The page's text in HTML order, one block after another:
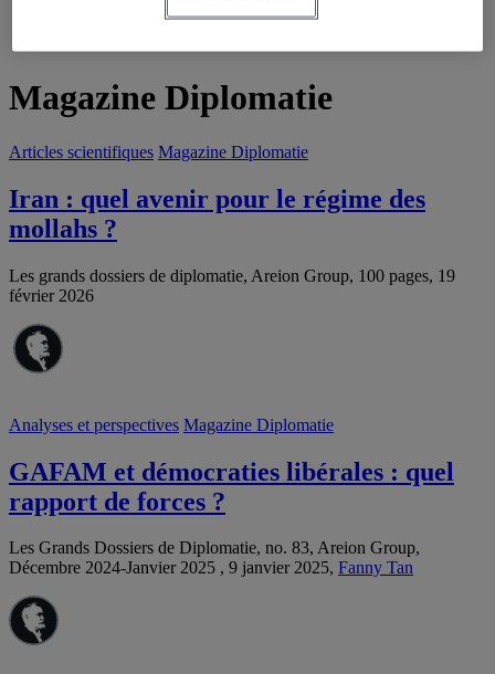
Magazine Diplomatie
Articles scientifiques Magazine Diplomatie
Iran : quel avenir pour le régime des
mollahs ?
Les grands dossiers de diplomatie, Areion Group, 100 pages, 19
février 2026
Analyses et perspectives Magazine Diplomatie
GAFAM et démocraties libérales : quel
rapport de forces ?
Les Grands Dossiers de Diplomatie, no. 83, Areion Group,
Décembre 2024-Janvier 2025 , 9 janvier 2025, Fanny Tan